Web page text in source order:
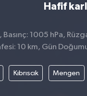
Hafif
, Basınç: 1005 hPa,
10 km, Gün
Kıbrıscık Mengen